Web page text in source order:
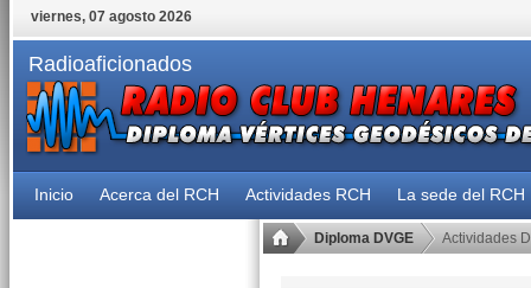
viernes, 07 agosto 2026
Radioaficionados
Inicio Acerca del RCH Actividades RCH La sede del RCH
Diploma DVGE Actividades